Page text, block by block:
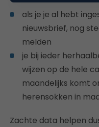
als je je al hebt
nieuwsbrief, nog
melden
je bij ieder
wijzen op de hele
maandelijks komt
herensokken in
Zachte data helpen